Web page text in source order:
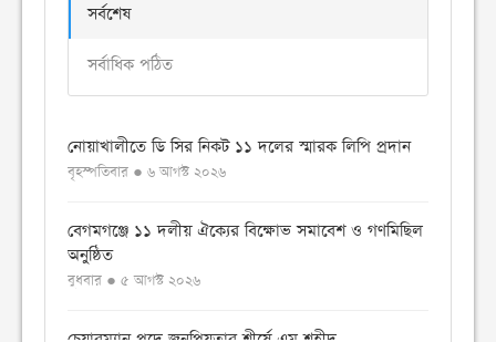
সর্বশেষ
সর্বাধিক পঠিত
নোয়াখালীতে ডি সির নিকট ১১ দলের স্মারক লিপি প্রদান
বৃহস্পতিবার ● ৬ আগস্ট ২০২৬
বেগমগঞ্জে ১১ দলীয় ঐক্যের বিক্ষোভ সমাবেশ ও গণমিছিল
অনুষ্ঠিত
বুধবার ● ৫ আগস্ট ২০২৬